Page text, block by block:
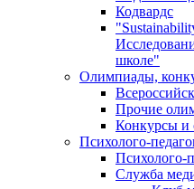
Кодвардс
школе"
Олимпиады,
Прочие
Конкурсы и
Психолого-
Психолого-
Служба